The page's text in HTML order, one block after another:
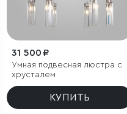
31 500 ₽
Умная подвесная люстра с
хрусталем
КУПИТЬ